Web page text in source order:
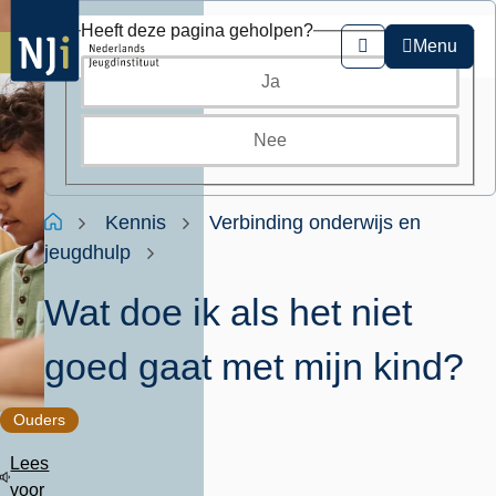
Overslaan
en
naar
de
inhoud
gaan
Zoeken
Menu
Kruimelpad
HomeKennis
Verbinding onderwijs en
jeugdhulp
Wat doe ik als het niet
goed gaat met mijn kind?
Ouders
Lees
voor
Heeft deze pagina geholpen?
Ja
Nee